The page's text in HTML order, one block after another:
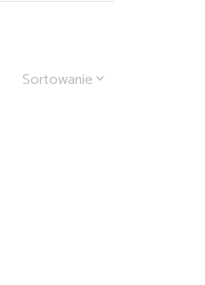
Sortowanie